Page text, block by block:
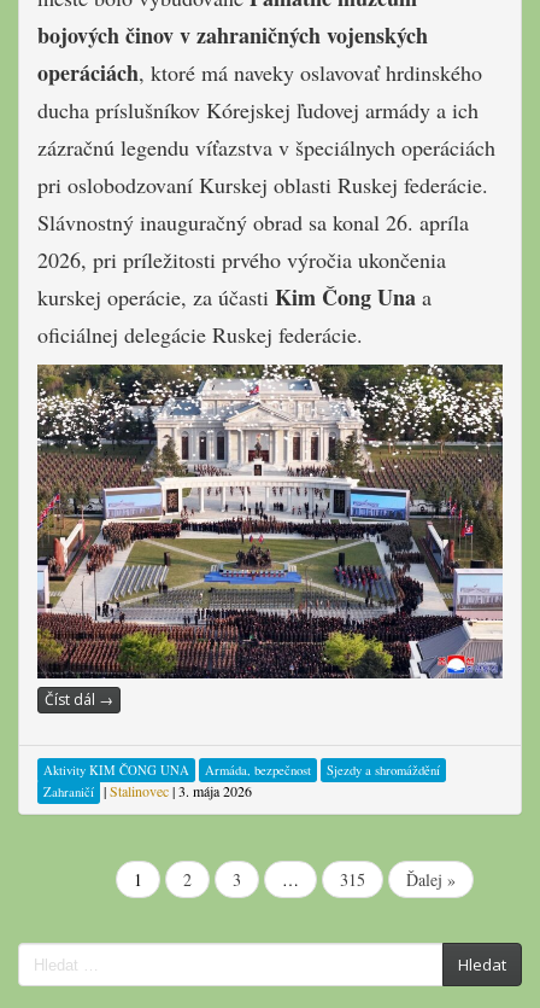
bojových činov v zahraničných vojenských
operáciách, ktoré má naveky oslavovať hrdinského
ducha príslušníkov Kórejskej ľudovej armády a ich
zázračnú legendu víťazstva v špeciálnych operáciách
pri oslobodzovaní Kurskej oblasti Ruskej federácie.
Slávnostný inauguračný obrad sa konal 26. apríla
2026, pri príležitosti prvého výročia ukončenia
kurskej operácie, za účasti Kim Čong Una a
oficiálnej delegácie Ruskej federácie.
Číst dál →
Aktivity KIM ČONG UNA Armáda, bezpečnost
Sjezdy a shromáždění
Zahraničí |Stalinovec|3. mája 2026
1 2 3 … 315 Ďalej »
Search
Hledat